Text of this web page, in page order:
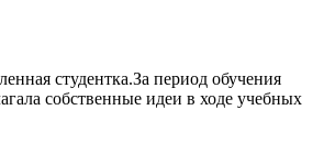
студентка.За период обучения
собственные идеи в ходе учебных